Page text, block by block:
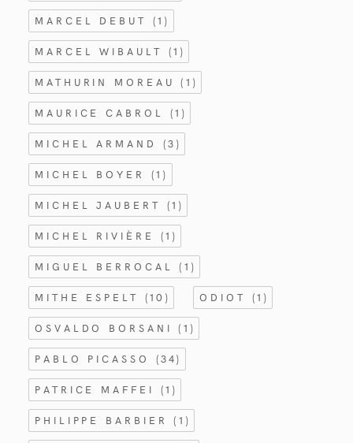
MARCEL DEBUT (1)
MARCEL WIBAULT (1)
MATHURIN MOREAU(1)
MAURICE CABROL (1)
MICHEL ARMAND (3)
MICHEL BOYER (1)
MICHEL JAUBERT (1)
MICHEL RIVIÈRE (1)
MIGUEL BERROCAL(1)
MITHE ESPELT (10) ODIOT (1)
OSVALDO BORSANI(1)
PABLO PICASSO (34)
PATRICE MAFFEI (1)
PHILIPPE BARBIER(1)